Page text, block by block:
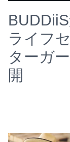
ライフ
ターガ
開